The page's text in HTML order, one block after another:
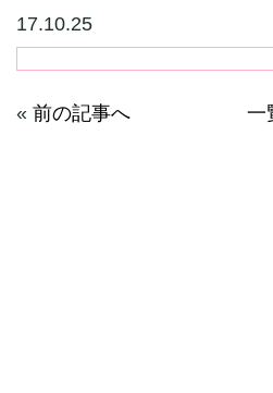
17.10.25
« 前の記事へ 一